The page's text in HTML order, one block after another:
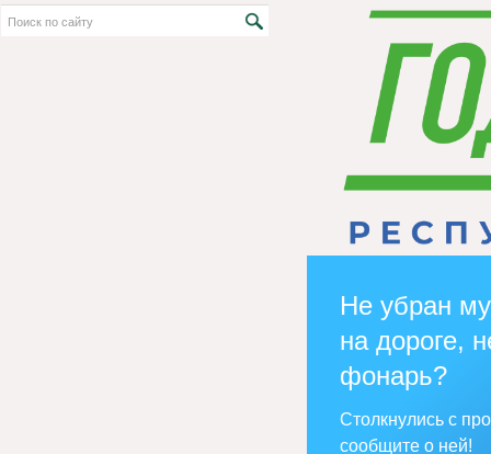
Не убран
на дороге,
фонарь?
Столкнулись с
сообщите о ней!